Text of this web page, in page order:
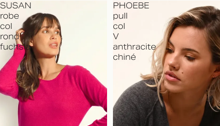
SUSAN
robe
col
rond
fuchsia
PHOEBE
pull
col
V
anthracite
chiné